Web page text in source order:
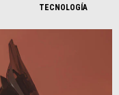
TECNOLOGÍA